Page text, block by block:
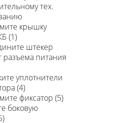
тех.
крышку
(1)
штекер
разъема питания
уплотнители
(4)
фиксатор (5)
боковую